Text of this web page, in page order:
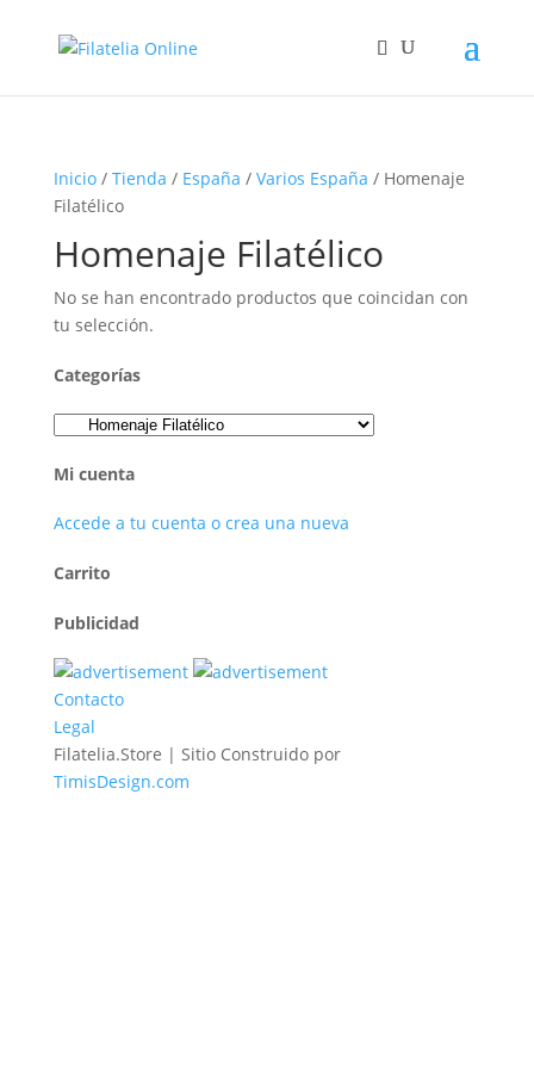
Inicio/ Tienda / España / Varios España / Homenaje
Filatélico
Homenaje Filatélico
No se han encontrado productos que coincidan con
tu selección.
Categorías
Mi cuenta
Accede a tu cuenta o crea una nueva
Carrito
Publicidad
Contacto
Legal
Filatelia.Store | Sitio Construido por
TimisDesign.com